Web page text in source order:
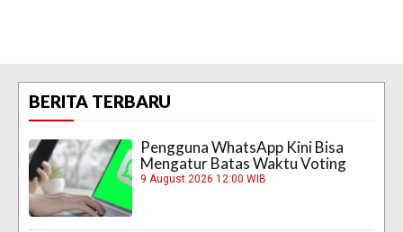
BERITA TERBARU
Pengguna WhatsApp Kini Bisa
Mengatur Batas Waktu Voting
9 August 2026 12:00 WIB